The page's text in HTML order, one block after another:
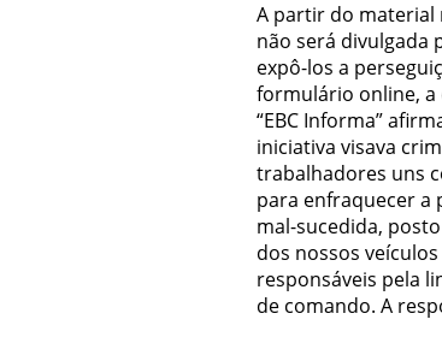
A partir do material
não será divulgada
expô-los a
formulário online, a
“EBC Informa”
iniciativa visava
trabalhadores uns
para enfraquecer a
mal-sucedida,
dos nossos
responsáveis pela
de comando. A